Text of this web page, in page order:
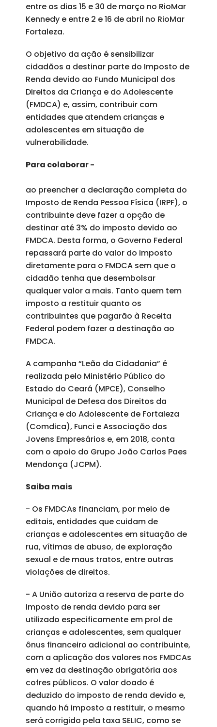
entre os dias 15 e 30 de março no RioMar
Kennedy e entre 2 e 16 de abril no RioMar
Fortaleza.
O objetivo da ação é sensibilizar
cidadãos a destinar parte do Imposto de
Renda devido ao Fundo Municipal dos
Direitos da Criança e do Adolescente
(FMDCA) e, assim, contribuir com
entidades que atendem crianças e
adolescentes em situação de
vulnerabilidade.
Para colaborar -
ao preencher a declaração completa do
Imposto de Renda Pessoa Física (IRPF), o
contribuinte deve fazer a opção de
destinar até 3% do imposto devido ao
FMDCA. Desta forma, o Governo Federal
repassará parte do valor do imposto
diretamente para o FMDCA sem que o
cidadão tenha que desembolsar
qualquer valor a mais. Tanto quem tem
imposto a restituir quanto os
contribuintes que pagarão à Receita
Federal podem fazer a destinação ao
FMDCA.
A campanha “Leão da Cidadania” é
realizada pelo Ministério Público do
Estado do Ceará (MPCE), Conselho
Municipal de Defesa dos Direitos da
Criança e do Adolescente de Fortaleza
(Comdica), Funci e Associação dos
Jovens Empresários e, em 2018, conta
com o apoio do Grupo João Carlos Paes
Mendonça (JCPM).
Saiba mais
- Os FMDCAs financiam, por meio de
editais, entidades que cuidam de
crianças e adolescentes em situação de
rua, vítimas de abuso, de exploração
sexual e de maus tratos, entre outras
violações de direitos.
- A União autoriza a reserva de parte do
imposto de renda devido para ser
utilizado especificamente em prol de
crianças e adolescentes, sem qualquer
ônus financeiro adicional ao contribuinte,
com a aplicação dos valores nos FMDCAs
em vez da destinação obrigatória aos
cofres públicos. O valor doado é
deduzido do imposto de renda devido e,
quando há imposto a restituir, o mesmo
será corrigido pela taxa SELIC, como se